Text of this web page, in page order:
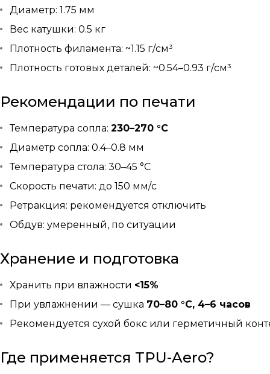
Диаметр: 1.75 мм
Вес катушки: 0.5 кг
Плотность филамента: ~1.15 г/см³
Плотность готовых деталей: ~0.54–0.93 г/см³
Рекомендации по печати
Температура сопла: 230–270 °C
Диаметр сопла: 0.4–0.8 мм
Температура стола: 30–45 °C
Скорость печати: до 150 мм/с
Ретракция: рекомендуется отключить
Обдув: умеренный, по ситуации
Хранение и подготовка
Хранить при влажности <15%
При увлажнении — сушка 70–80 °C, 4–6 часов
Рекомендуется сухой бокс или герметичный
Где применяется TPU-Aero?